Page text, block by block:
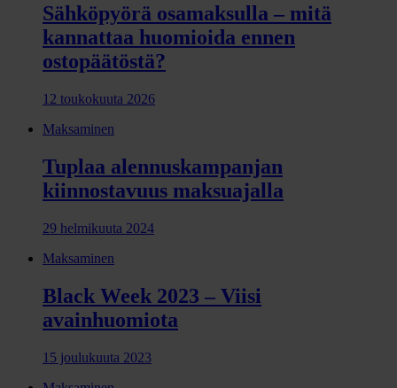
Sähköpyörä osamaksulla – mitä
kannattaa huomioida ennen
ostopäätöstä?
12 toukokuuta 2026
Maksaminen
Tuplaa alennuskampanjan
kiinnostavuus maksuajalla
29 helmikuuta 2024
Maksaminen
Black Week 2023 – Viisi
avainhuomiota
15 joulukuuta 2023